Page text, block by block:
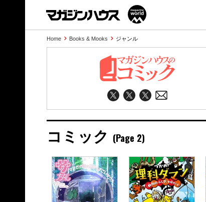
Home Books & Mooks ジャンル
コミック (Page 2)